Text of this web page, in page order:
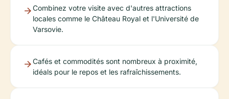
Combinez votre visite avec d'autres attractions
locales comme le Château Royal et l'Université de
Varsovie.
Cafés et commodités sont nombreux à proximité,
idéals pour le repos et les rafraîchissements.